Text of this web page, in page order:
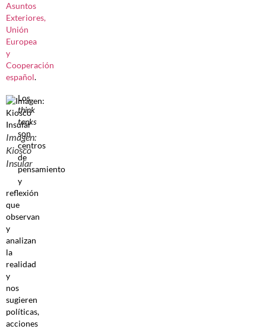
Asuntos
Exteriores,
Unión
Europea
y
Cooperación
español.
Imagen:
Kiosco
Insular
Los
think
tanks
son
centros
de
pensamiento
y
reflexión
que
observan
y
analizan
la
realidad
y
nos
sugieren
políticas,
acciones